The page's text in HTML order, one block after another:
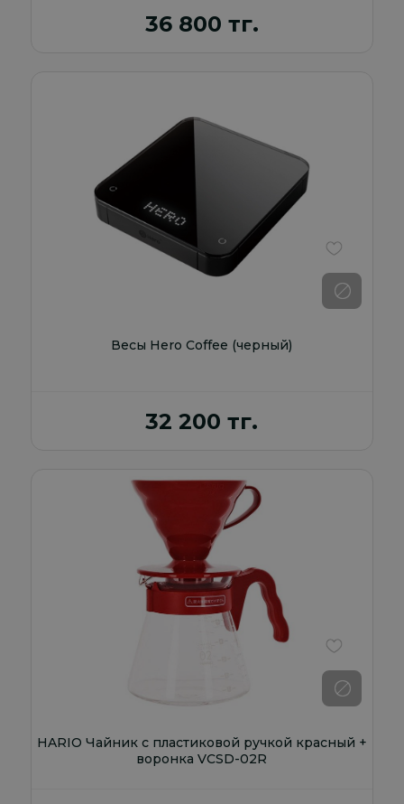
36 800 тг.
Весы Hero Coffee (черный)
32 200 тг.
В
HARIO Чайник с пластиковой ручкой красный +
воронка VCSD-02R
В